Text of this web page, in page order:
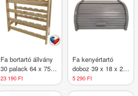
Fa bortartó állvány
30 palack 64 x 75 x
25 cm cseh
gyártmány
23 190 Ft
Fa kenyértartó
doboz 39 x 18 x 29
cm
5 290 Ft